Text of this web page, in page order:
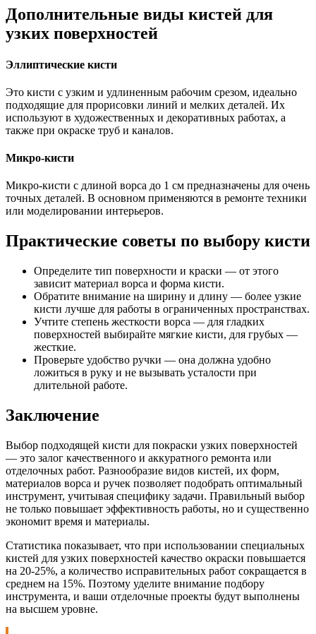
Дополнительные виды кистей для
узких поверхностей
Эллиптические кисти
Это кисти с узким и удлиненным рабочим срезом, идеально
подходящие для прорисовки линий и мелких деталей. Их
используют в художественных и декоративных работах, а
также при окраске труб и каналов.
Микро-кисти
Микро-кисти с длиной ворса до 1 см предназначены для очень
точных деталей. В основном применяются в ремонте техники
или моделировании интерьеров.
Практические советы по выбору кисти
Определите тип поверхности и краски — от этого
зависит материал ворса и форма кисти.
Обратите внимание на ширину и длину — более узкие
кисти лучше для работы в ограниченных пространствах.
Учтите степень жесткости ворса — для гладких
поверхностей выбирайте мягкие кисти, для грубых —
жесткие.
Проверьте удобство ручки — она должна удобно
ложиться в руку и не вызывать усталости при
длительной работе.
Заключение
Выбор подходящей кисти для покраски узких поверхностей
— это залог качественного и аккуратного ремонта или
отделочных работ. Разнообразие видов кистей, их форм,
материалов ворса и ручек позволяет подобрать оптимальный
инструмент, учитывая специфику задачи. Правильный выбор
не только повышает эффективность работы, но и существенно
экономит время и материалы.
Статистика показывает, что при использовании специальных
кистей для узких поверхностей качество окраски повышается
на 20-25%, а количество исправительных работ сокращается в
среднем на 15%. Поэтому уделите внимание подбору
инструмента, и ваши отделочные проекты будут выполнены
на высшем уровне.